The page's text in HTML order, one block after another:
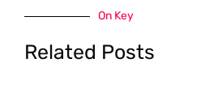
On Key
Related Posts